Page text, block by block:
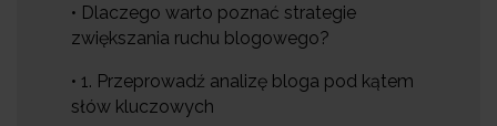
• Dlaczego warto poznać strategie
zwiększania ruchu blogowego?
• 1. Przeprowadź analizę bloga pod kątem
słów kluczowych